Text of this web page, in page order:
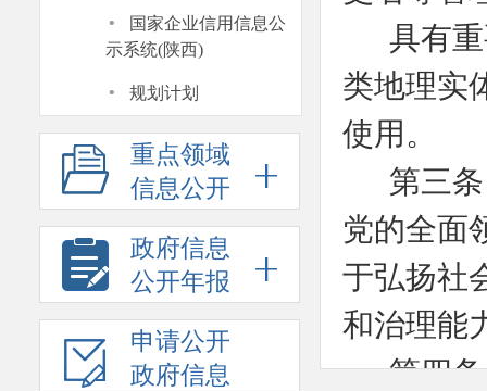
·
国家企业信用信息公
示系统(陕西)
· 规划计划
重点领域
信息公开
政府信息
公开年报
申请公开
政府信息
具有
类地理实
使用。
第三
党的全面
于弘扬社
和治理能
第四